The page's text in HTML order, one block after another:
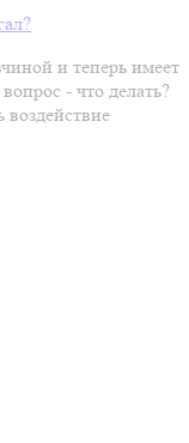
и теперь имеет
- что делать?